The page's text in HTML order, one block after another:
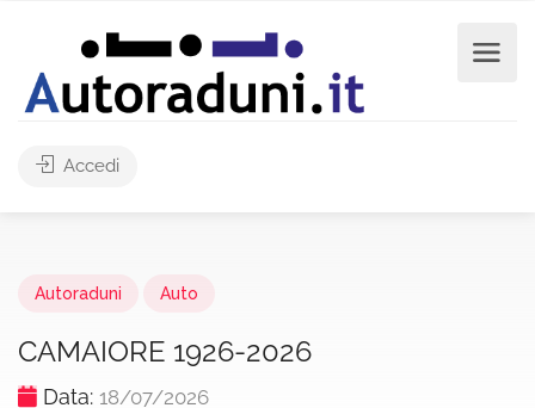
Accedi
Autoraduni Auto
CAMAIORE 1926-2026
Data: 18/07/2026